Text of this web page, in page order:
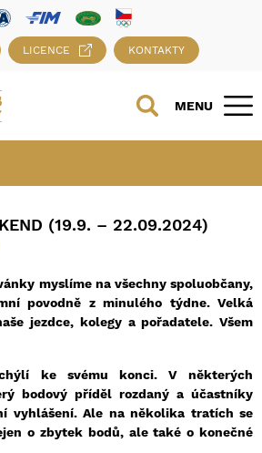
LICENCE KONTAKTY
MENU
(19.9. – 22.09.2024)
myslíme na všechny spoluobčany,
povodně z minulého týdne. Velká
jezdce, kolegy a pořadatele. Všem
ke svému konci. V některých
bodový příděl rozdaný a účastníky
vyhlášení. Ale na několika tratích se
o zbytek bodů, ale také o konečné